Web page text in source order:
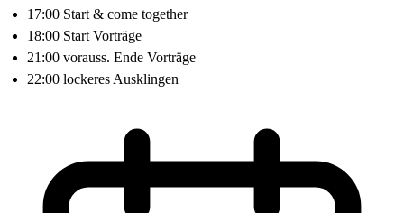
17:00 Start & come together
18:00 Start Vorträge
21:00 vorauss. Ende Vorträge
22:00 lockeres Ausklingen